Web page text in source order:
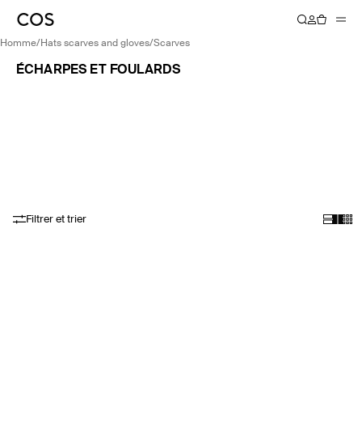
homme/ hats scarves and gloves/ scarves
ÉCHARPES ET FOULARDS
Filtrer et trier